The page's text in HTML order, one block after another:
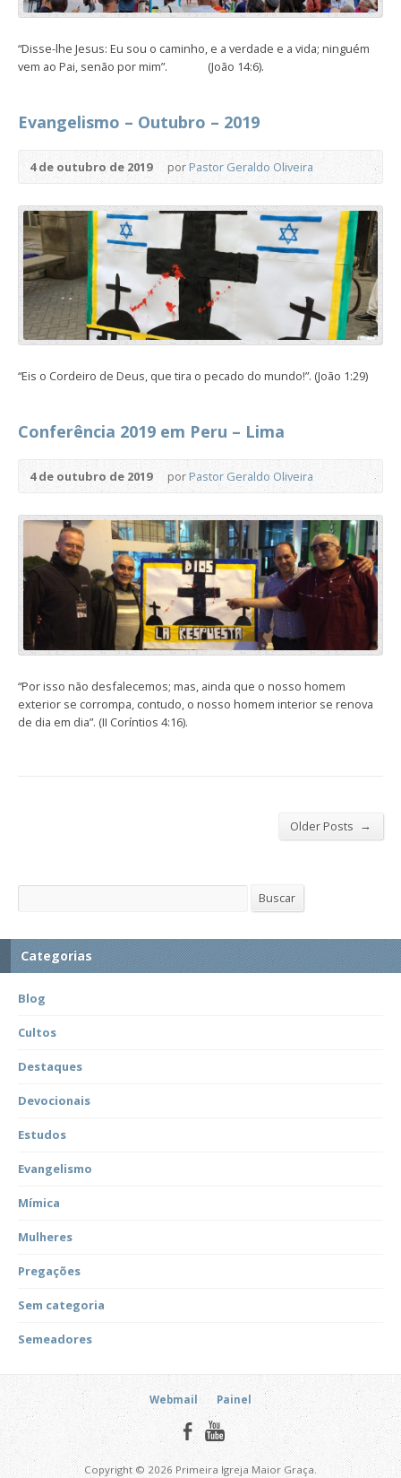
“Disse-lhe Jesus: Eu sou o caminho, e a verdade e a vida; ninguém
vem ao Pai, senão por mim”. (João 14:6).
Evangelismo – Outubro – 2019
4 de outubro de 2019 porPastor Geraldo Oliveira
“Eis o Cordeiro de Deus, que tira o pecado do mundo!”. (João 1:29)
Conferência 2019 em Peru – Lima
4 de outubro de 2019 porPastor Geraldo Oliveira
“Por isso não desfalecemos; mas, ainda que o nosso homem
exterior se corrompa, contudo, o nosso homem interior se renova
de dia em dia”. (II Coríntios 4:16).
Older Posts →
Buscar
Categorias
Blog
Cultos
Destaques
Devocionais
Estudos
Evangelismo
Mímica
Mulheres
Pregações
Sem categoria
Semeadores
Webmail Painel
Copyright © 2026 Primeira Igreja Maior Graça.